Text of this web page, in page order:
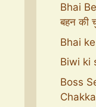
Bhai
बहन की
Bhai
Biwi ki
Boss